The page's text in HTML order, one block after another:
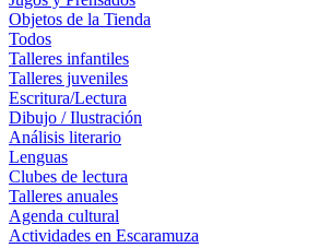
Objetos de la Tienda
Todos
Talleres infantiles
Talleres juveniles
Escritura/Lectura
Dibujo / Ilustración
Análisis literario
Lenguas
Clubes de lectura
Talleres anuales
Agenda cultural
Actividades en Escaramuza